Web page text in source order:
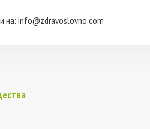
на: info@zdravoslovno.com